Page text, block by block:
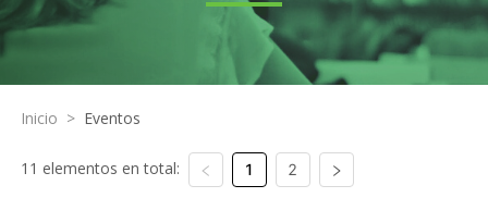
Inicio > Eventos
11 elementos en total: 1 2